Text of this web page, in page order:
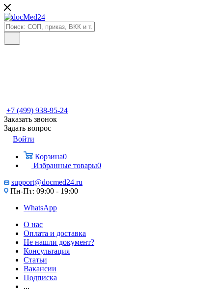
+7 (499) 938-95-24
Заказать звонок
Задать вопрос
Войти
Корзина0
Избранные товары0
support@docmed24.ru
Пн-Пт: 09:00 - 19:00
WhatsApp
О нас
Оплата и доставка
Не нашли документ?
Консультация
Статьи
Вакансии
Подписка
...